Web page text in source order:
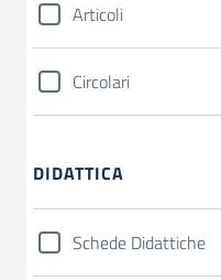
Articoli
Circolari
DIDATTICA
Schede Didattiche